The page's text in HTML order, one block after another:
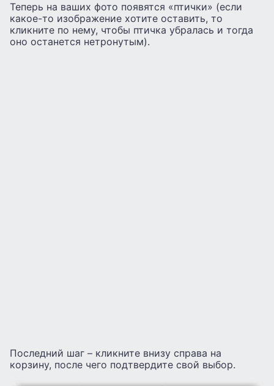
Теперь на ваших фото появятся «птички» (если
какое-то изображение хотите оставить, то
кликните по нему, чтобы птичка убралась и тогда
оно останется нетронутым).
Последний шаг – кликните внизу справа на
корзину, после чего подтвердите свой выбор.